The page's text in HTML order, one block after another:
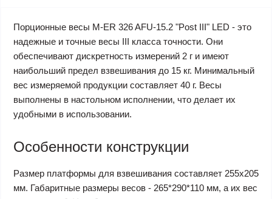
Порционные весы M-ER 326 AFU-15.2 "Post III" LED - это
надежные и точные весы III класса точности. Они
обеспечивают дискретность измерений 2 г и имеют
наибольший предел взвешивания до 15 кг. Минимальный
вес измеряемой продукции составляет 40 г. Весы
выполнены в настольном исполнении, что делает их
удобными в использовании.
Особенности конструкции
Размер платформы для взвешивания составляет 255х205
мм. Габаритные размеры весов - 265*290*110 мм, а их вес